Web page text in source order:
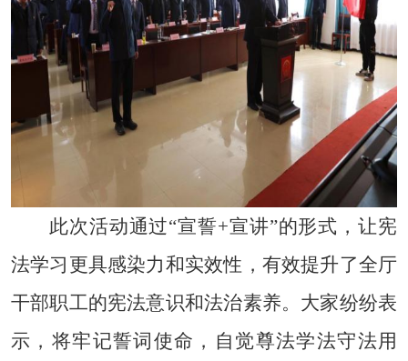
此次活动通过“宣誓+宣讲”的形式，让宪
法学习更具感染力和实效性，有效提升了全厅
干部职工的宪法意识和法治素养。大家纷纷表
示，将牢记誓词使命，自觉尊法学法守法用